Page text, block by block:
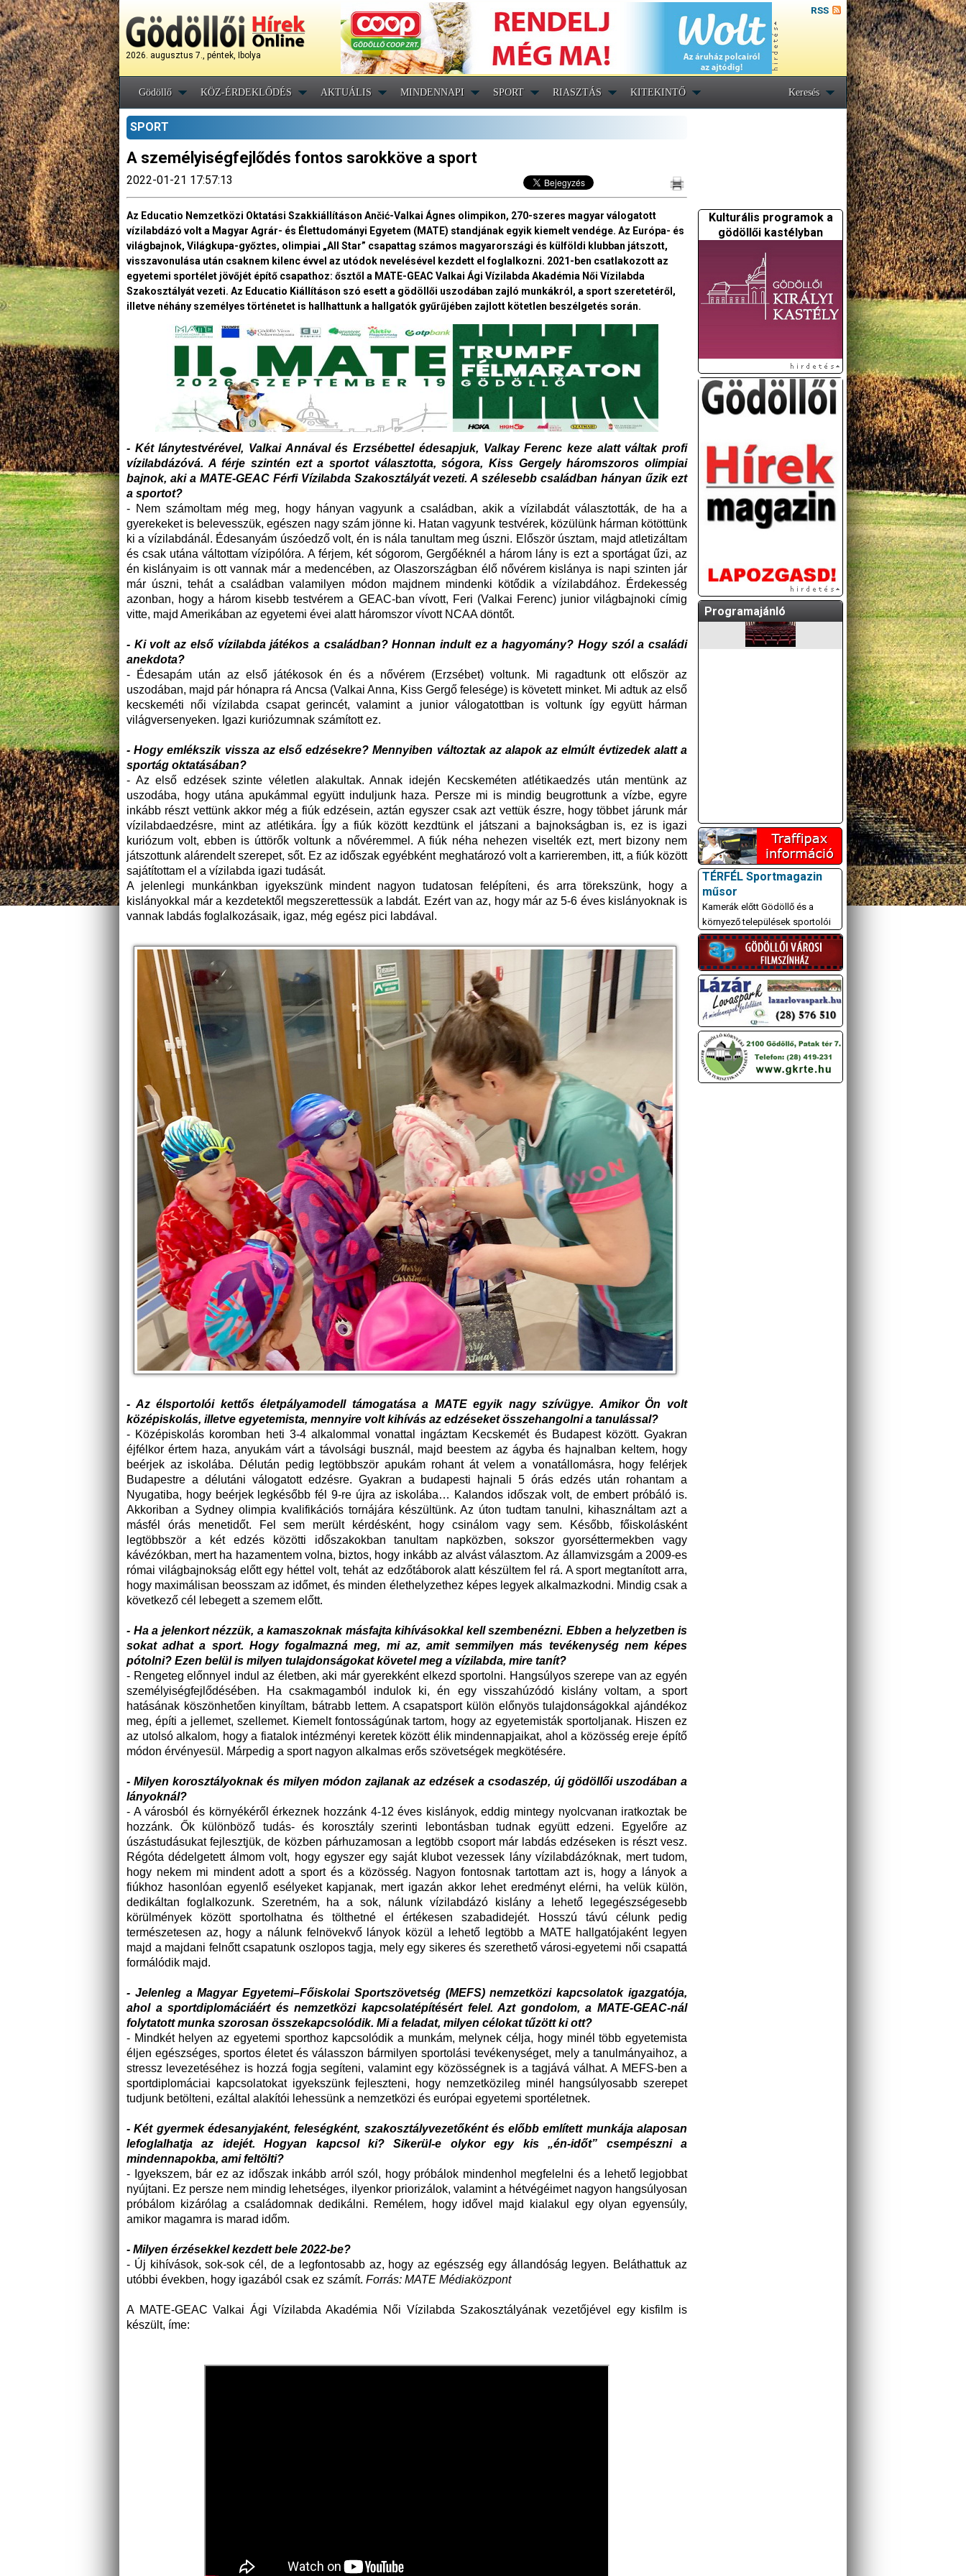
2026. augusztus 7., péntek, Ibolya
RSS
Gödöllő KÖZ-ÉRDEKLŐDÉS AKTUÁLIS MINDENNAPI SPORT RIASZTÁS KITEKINTŐ Keresés
SPORT
A személyiségfejlődés fontos sarokköve a sport
2022-01-21 17:57:13
Az Educatio Nemzetközi Oktatási Szakkiállításon Ančić-Valkai Ágnes olimpikon, 270-szeres magyar válogatott
vízilabdázó volt a Magyar Agrár- és Élettudományi Egyetem (MATE) standjának egyik kiemelt vendége. Az Európa- és
világbajnok, Világkupa-győztes, olimpiai „All Star” csapattag számos magyarországi és külföldi klubban játszott,
visszavonulása után csaknem kilenc évvel az utódok nevelésével kezdett el foglalkozni. 2021-ben csatlakozott az
egyetemi sportélet jövőjét építő csapathoz: ősztől a MATE-GEAC Valkai Ági Vízilabda Akadémia Női Vízilabda
Szakosztályát vezeti. Az Educatio Kiállításon szó esett a gödöllői uszodában zajló munkákról, a sport szeretetéről,
illetve néhány személyes történetet is hallhattunk a hallgatók gyűrűjében zajlott kötetlen beszélgetés során.
- Két lánytestvérével, Valkai Annával és Erzsébettel édesapjuk, Valkay Ferenc keze alatt váltak profi
vízilabdázóvá. A férje szintén ezt a sportot választotta, sógora, Kiss Gergely háromszoros olimpiai
bajnok, aki a MATE-GEAC Férfi Vízilabda Szakosztályát vezeti. A szélesebb családban hányan űzik ezt
a sportot?
- Nem számoltam még meg, hogy hányan vagyunk a családban, akik a vízilabdát választották, de ha a
gyerekeket is belevesszük, egészen nagy szám jönne ki. Hatan vagyunk testvérek, közülünk hárman kötöttünk
ki a vízilabdánál. Édesanyám úszóedző volt, én is nála tanultam meg úszni. Először úsztam, majd atletizáltam
és csak utána váltottam vízipólóra. A férjem, két sógorom, Gergőéknél a három lány is ezt a sportágat űzi, az
én kislányaim is ott vannak már a medencében, az Olaszországban élő nővérem kislánya is napi szinten jár
már úszni, tehát a családban valamilyen módon majdnem mindenki kötődik a vízilabdához. Érdekesség
azonban, hogy a három kisebb testvérem a GEAC-ban vívott, Feri (Valkai Ferenc) junior világbajnoki címig
vitte, majd Amerikában az egyetemi évei alatt háromszor vívott NCAA döntőt.
- Ki volt az első vízilabda játékos a családban? Honnan indult ez a hagyomány? Hogy szól a családi
anekdota?
- Édesapám után az első játékosok én és a nővérem (Erzsébet) voltunk. Mi ragadtunk ott először az
uszodában, majd pár hónapra rá Ancsa (Valkai Anna, Kiss Gergő felesége) is követett minket. Mi adtuk az első
kecskeméti női vízilabda csapat gerincét, valamint a junior válogatottban is voltunk így együtt hárman
világversenyeken. Igazi kuriózumnak számított ez.
- Hogy emlékszik vissza az első edzésekre? Mennyiben változtak az alapok az elmúlt évtizedek alatt a
sportág oktatásában?
- Az első edzések szinte véletlen alakultak. Annak idején Kecskeméten atlétikaedzés után mentünk az
uszodába, hogy utána apukámmal együtt induljunk haza. Persze mi is mindig beugrottunk a vízbe, egyre
inkább részt vettünk akkor még a fiúk edzésein, aztán egyszer csak azt vettük észre, hogy többet járunk már
vízilabdaedzésre, mint az atlétikára. Így a fiúk között kezdtünk el játszani a bajnokságban is, ez is igazi
kuriózum volt, ebben is úttörők voltunk a nővéremmel. A fiúk néha nehezen viselték ezt, mert bizony nem
játszottunk alárendelt szerepet, sőt. Ez az időszak egyébként meghatározó volt a karrieremben, itt, a fiúk között
sajátítottam el a vízilabda igazi tudását.
A jelenlegi munkánkban igyekszünk mindent nagyon tudatosan felépíteni, és arra törekszünk, hogy a
kislányokkal már a kezdetektől megszerettessük a labdát. Ezért van az, hogy már az 5-6 éves kislányoknak is
vannak labdás foglalkozásaik, igaz, még egész pici labdával.
- Az élsportolói kettős életpályamodell támogatása a MATE egyik nagy szívügye. Amikor Ön volt
középiskolás, illetve egyetemista, mennyire volt kihívás az edzéseket összehangolni a tanulással?
- Középiskolás koromban heti 3-4 alkalommal vonattal ingáztam Kecskemét és Budapest között. Gyakran
éjfélkor értem haza, anyukám várt a távolsági busznál, majd beestem az ágyba és hajnalban keltem, hogy
beérjek az iskolába. Délután pedig legtöbbször apukám rohant át velem a vonatállomásra, hogy felérjek
Budapestre a délutáni válogatott edzésre. Gyakran a budapesti hajnali 5 órás edzés után rohantam a
Nyugatiba, hogy beérjek legkésőbb fél 9-re újra az iskolába… Kalandos időszak volt, de embert próbáló is.
Akkoriban a Sydney olimpia kvalifikációs tornájára készültünk. Az úton tudtam tanulni, kihasználtam azt a
másfél órás menetidőt. Fel sem merült kérdésként, hogy csinálom vagy sem. Később, főiskolásként
legtöbbször a két edzés közötti időszakokban tanultam napközben, sokszor gyorséttermekben vagy
kávézókban, mert ha hazamentem volna, biztos, hogy inkább az alvást választom. Az államvizsgám a 2009-es
római világbajnokság előtt egy héttel volt, tehát az edzőtáborok alatt készültem fel rá. A sport megtanított arra,
hogy maximálisan beosszam az időmet, és minden élethelyzethez képes legyek alkalmazkodni. Mindig csak a
következő cél lebegett a szemem előtt.
- Ha a jelenkort nézzük, a kamaszoknak másfajta kihívásokkal kell szembenézni. Ebben a helyzetben is
sokat adhat a sport. Hogy fogalmazná meg, mi az, amit semmilyen más tevékenység nem képes
pótolni? Ezen belül is milyen tulajdonságokat követel meg a vízilabda, mire tanít?
- Rengeteg előnnyel indul az életben, aki már gyerekként elkezd sportolni. Hangsúlyos szerepe van az egyén
személyiségfejlődésében. Ha csakmagamból indulok ki, én egy visszahúzódó kislány voltam, a sport
hatásának köszönhetően kinyíltam, bátrabb lettem. A csapatsport külön előnyös tulajdonságokkal ajándékoz
meg, építi a jellemet, szellemet. Kiemelt fontosságúnak tartom, hogy az egyetemisták sportoljanak. Hiszen ez
az utolsó alkalom, hogy a fiatalok intézményi keretek között élik mindennapjaikat, ahol a közösség ereje építő
módon érvényesül. Márpedig a sport nagyon alkalmas erős szövetségek megkötésére.
- Milyen korosztályoknak és milyen módon zajlanak az edzések a csodaszép, új gödöllői uszodában a
lányoknál?
- A városból és környékéről érkeznek hozzánk 4-12 éves kislányok, eddig mintegy nyolcvanan iratkoztak be
hozzánk. Ők különböző tudás- és korosztály szerinti lebontásban tudnak együtt edzeni. Egyelőre az
úszástudásukat fejlesztjük, de közben párhuzamosan a legtöbb csoport már labdás edzéseken is részt vesz.
Régóta dédelgetett álmom volt, hogy egyszer egy saját klubot vezessek lány vízilabdázóknak, mert tudom,
hogy nekem mi mindent adott a sport és a közösség. Nagyon fontosnak tartottam azt is, hogy a lányok a
fiúkhoz hasonlóan egyenlő esélyeket kapjanak, mert igazán akkor lehet eredményt elérni, ha velük külön,
dedikáltan foglalkozunk. Szeretném, ha a sok, nálunk vízilabdázó kislány a lehető legegészségesebb
körülmények között sportolhatna és tölthetné el értékesen szabadidejét. Hosszú távú célunk pedig
természetesen az, hogy a nálunk felnövekvő lányok közül a lehető legtöbb a MATE hallgatójaként legyen
majd a majdani felnőtt csapatunk oszlopos tagja, mely egy sikeres és szerethető városi-egyetemi női csapattá
formálódik majd.
- Jelenleg a Magyar Egyetemi–Főiskolai Sportszövetség (MEFS) nemzetközi kapcsolatok igazgatója,
ahol a sportdiplomáciáért és nemzetközi kapcsolatépítésért felel. Azt gondolom, a MATE-GEAC-nál
folytatott munka szorosan összekapcsolódik. Mi a feladat, milyen célokat tűzött ki ott?
- Mindkét helyen az egyetemi sporthoz kapcsolódik a munkám, melynek célja, hogy minél több egyetemista
éljen egészséges, sportos életet és válasszon bármilyen sportolási tevékenységet, mely a tanulmányaihoz, a
stressz levezetéséhez is hozzá fogja segíteni, valamint egy közösségnek is a tagjává válhat. A MEFS-ben a
sportdiplomáciai kapcsolatokat igyekszünk fejleszteni, hogy nemzetközileg minél hangsúlyosabb szerepet
tudjunk betölteni, ezáltal alakítói lehessünk a nemzetközi és európai egyetemi sportéletnek.
- Két gyermek édesanyjaként, feleségként, szakosztályvezetőként és előbb említett munkája alaposan
lefoglalhatja az idejét. Hogyan kapcsol ki? Sikerül-e olykor egy kis „én-időt” csempészni a
mindennapokba, ami feltölti?
- Igyekszem, bár ez az időszak inkább arról szól, hogy próbálok mindenhol megfelelni és a lehető legjobbat
nyújtani. Ez persze nem mindig lehetséges, ilyenkor priorizálok, valamint a hétvégéimet nagyon hangsúlyosan
próbálom kizárólag a családomnak dedikálni. Remélem, hogy idővel majd kialakul egy olyan egyensúly,
amikor magamra is marad időm.
- Milyen érzésekkel kezdett bele 2022-be?
- Új kihívások, sok-sok cél, de a legfontosabb az, hogy az egészség egy állandóság legyen. Beláthattuk az
utóbbi években, hogy igazából csak ez számít. Forrás: MATE Médiaközpont
A MATE-GEAC Valkai Ági Vízilabda Akadémia Női Vízilabda Szakosztályának vezetőjével egy kisfilm is
készült, íme:
Kulturális programok a
gödöllői kastélyban
Programajánló
A GÖDÖLLŐI ÉS
KULTURÁLIS- ÉS
SPORTPROGRAMOKAT
KÖZZÉ!
TÉRFÉL Sportmagazin
műsor
Kamerák előtt Gödöllő és a
környező települések sportolói